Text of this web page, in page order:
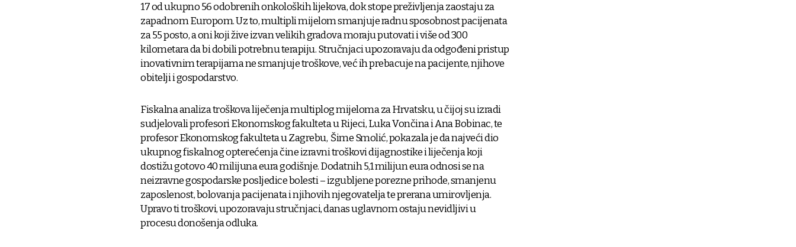
17 od ukupno 56 odobrenih onkoloških lijekova, dok stope preživljenja zaostaju za
zapadnom Europom. Uz to, multipli mijelom smanjuje radnu sposobnost pacijenata
za 55 posto, a oni koji žive izvan velikih gradova moraju putovati i više od 300
kilometara da bi dobili potrebnu terapiju. Stručnjaci upozoravaju da odgođeni pristup
inovativnim terapijama ne smanjuje troškove, već ih prebacuje na pacijente, njihove
obitelji i gospodarstvo.
Fiskalna analiza troškova liječenja multiplog mijeloma za Hrvatsku, u čijoj su izradi
sudjelovali profesori Ekonomskog fakulteta u Rijeci, Luka Vončina i Ana Bobinac, te
profesor Ekonomskog fakulteta u Zagrebu, Šime Smolić, pokazala je da najveći dio
ukupnog fiskalnog opterećenja čine izravni troškovi dijagnostike i liječenja koji
dostižu gotovo 40 milijuna eura godišnje. Dodatnih 5,1 milijun eura odnosi se na
neizravne gospodarske posljedice bolesti – izgubljene porezne prihode, smanjenu
zaposlenost, bolovanja pacijenata i njihovih njegovatelja te prerana umirovljenja.
Upravo ti troškovi, upozoravaju stručnjaci, danas uglavnom ostaju nevidljivi u
procesu donošenja odluka.